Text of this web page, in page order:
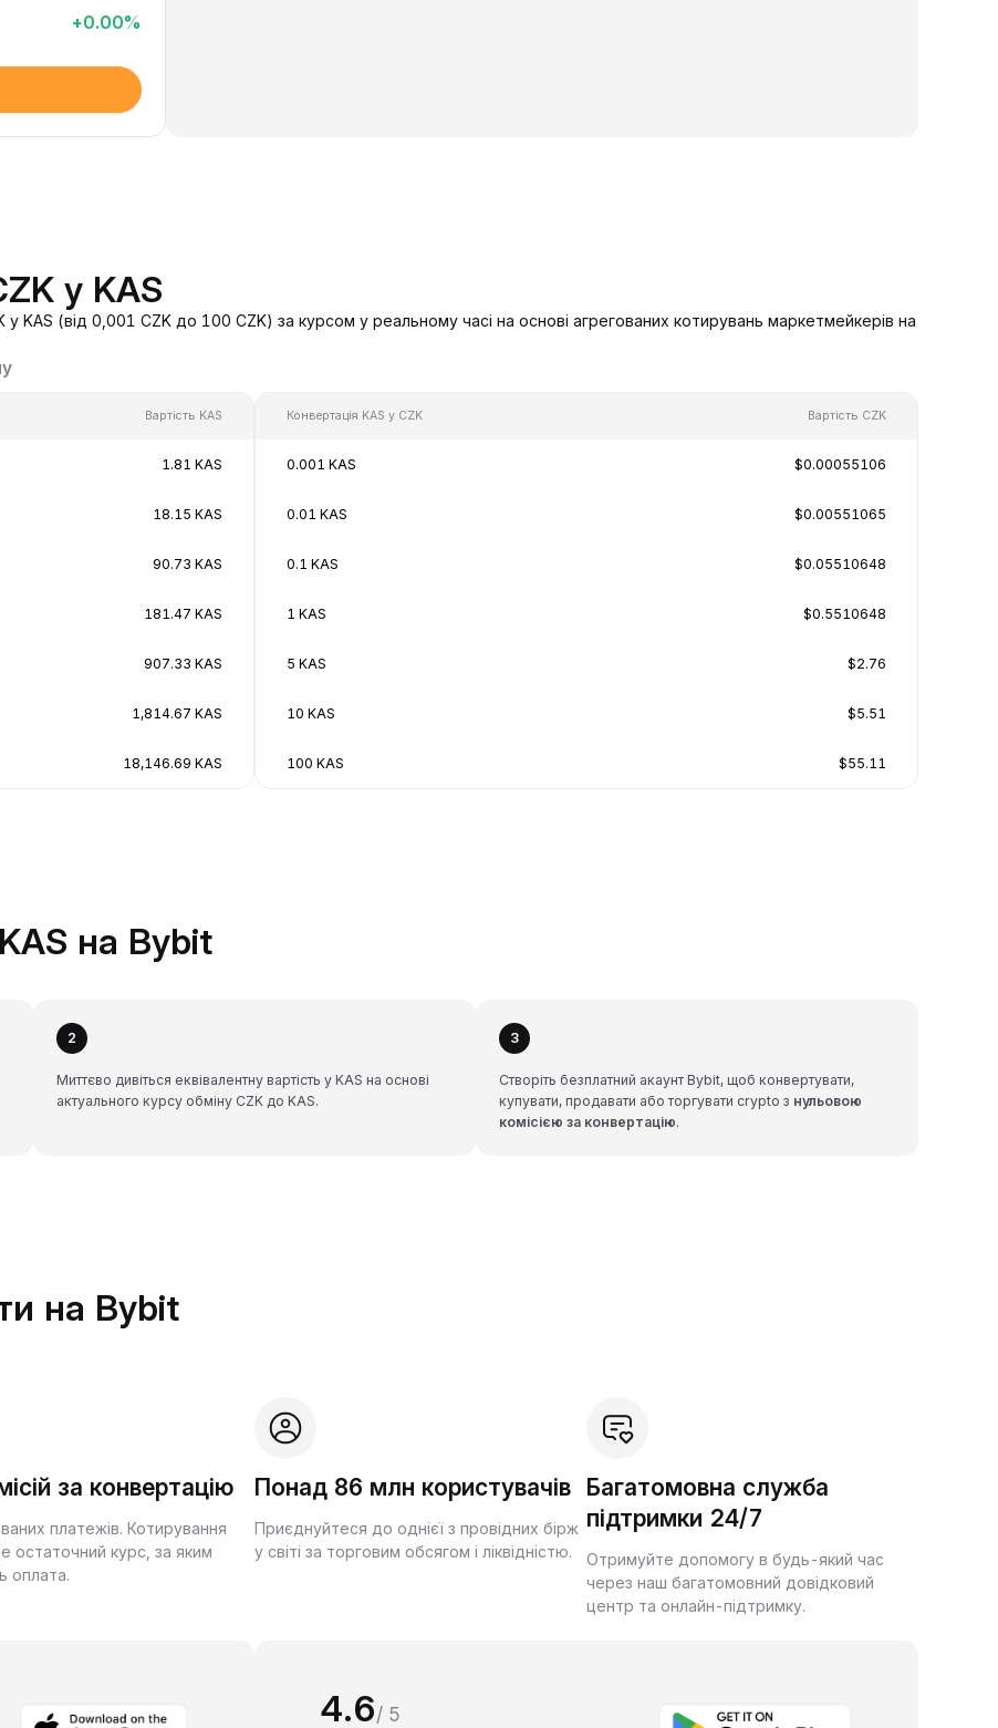
+0.00%
у KAS
KAS (від 0,001 CZK до 100 CZK) за курсом у реальному часі на основі агрегованих котирувань маркетмейкерів на
Вартість KAS
1.81 KAS
18.15 KAS
90.73 KAS
181.47 KAS
907.33 KAS
1,814.67 KAS
18,146.69 KAS
Конвертація KAS у CZK Вартість CZK
0.001 KAS $0.00055106
0.01 KAS $0.00551065
0.1 KAS $0.05510648
1 KAS $0.5510648
5 KAS $2.76
10 KAS $5.51
100 KAS $55.11
на Bybit
2
Миттєво дивіться еквівалентну вартість у KAS на основі
актуального курсу обміну CZK до KAS.
3
Створіть безплатний акаунт Bybit, щоб конвертувати,
купувати, продавати або торгувати crypto з нульовою
комісією за конвертацію.
на Bybit
за конвертацію
платежів. Котирування
остаточний курс, за яким
оплата.
Понад 86 млн користувачів
Приєднуйтеся до однієї з провідних бірж
у світі за торговим обсягом і ліквідністю.
Багатомовна служба
підтримки 24/7
Отримуйте допомогу в будь-який час
через наш багатомовний довідковий
центр та онлайн-підтримку.
4.6/ 5